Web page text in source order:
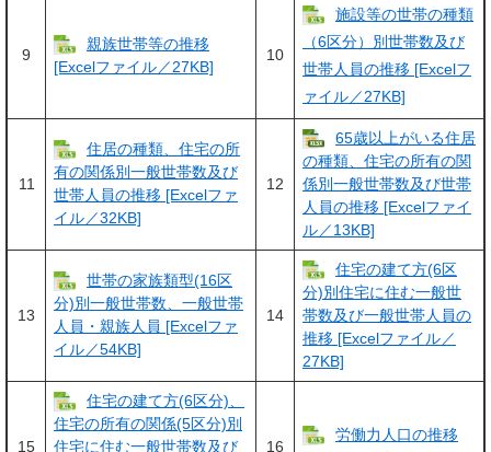
9
親族世帯等の推移
[Excelファイル／27KB]
10
施設等の世帯の種類
（6区分）別世帯数及び
世帯人員の推移 [Excelフ
ァイル／27KB]
11
住居の種類、住宅の所
有の関係別一般世帯数及び
世帯人員の推移 [Excelファ
イル／32KB]
12
65歳以上がいる住居
の種類、住宅の所有の関
係別一般世帯数及び世帯
人員の推移 [Excelファイ
ル／13KB]
13
世帯の家族類型(16区
分)別一般世帯数、一般世帯
人員・親族人員 [Excelファ
イル／54KB]
14
住宅の建て方(6区
分)別住宅に住む一般世
帯数及び一般世帯人員の
推移 [Excelファイル／
27KB]
15
住宅の建て方(6区分)、
住宅の所有の関係(5区分)別
住宅に住む一般世帯数及び
16
労働力人口の推移